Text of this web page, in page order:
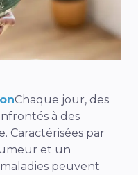
Chaque jour, des
à des
Caractérisées par
et un
peuvent